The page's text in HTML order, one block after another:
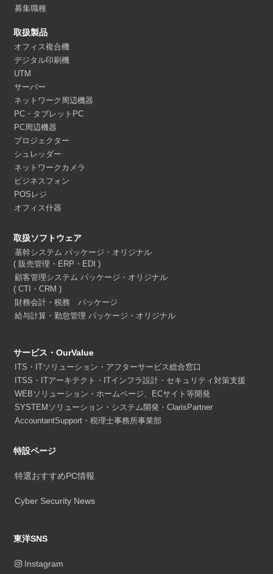
募集職種
取扱製品
オフィス複合機
デジタル印刷機
UTM
サーバー
ネットワーク周辺機器
PC・タブレットPC
PC周辺機器
プロジェクター
シュレッダー
ネットワークカメラ
ビジネスフォン
POSレジ
オフィス什器
取扱ソフトウェア
基幹システム パッケージ・オリジナル
( 販売管理・ERP・EDI )
顧客管理システム パッケージ・オリジナル
( CTI・CRM )
財務会計・税務 パッケージ
給与計算・勤怠管理 パッケージ・オリジナル
サービス・OurValue
ITS・ITソリューション・アフターサービス総合窓口
ITSS・ITアーキテクト・ITインフラ設計・セキュリティ対策支援
WEBソリューション・ホームページ、ECサイト等開発
SYSTEMソリューション・システム開発・ClarisPartner
AccountantSupport・税理士事務所事業部
特設ページ
特選おすすめPC情報
Cyber Security News
東洋SNS
Instagram